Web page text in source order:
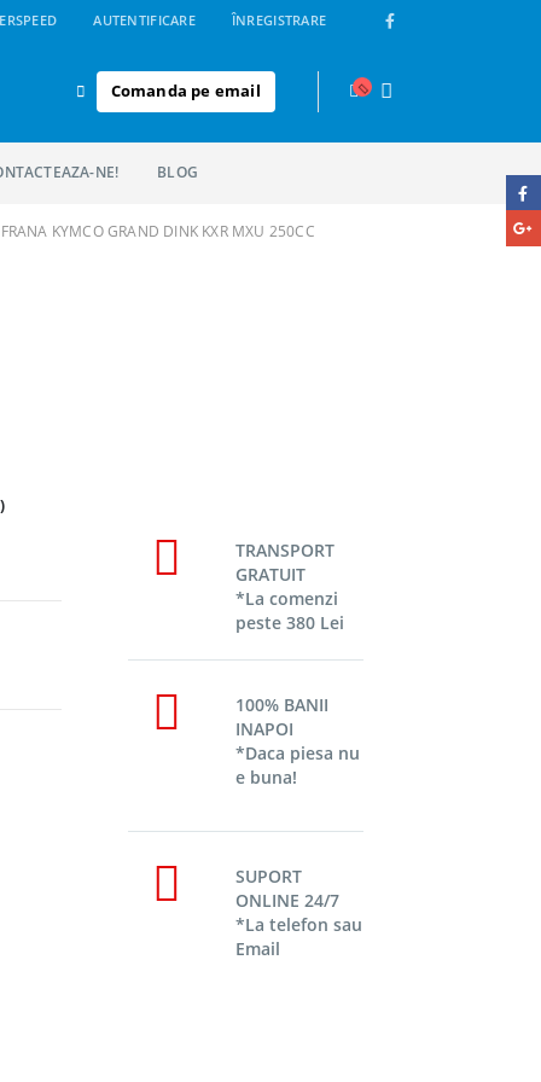
AUTENTIFICARE ÎNREGISTRARE
Comanda pe email
NE! BLOG
KYMCO GRAND DINK KXR MXU 250CC
TRANSPORT
GRATUIT
*La comenzi
peste 380 Lei
100% BANII
INAPOI
*Daca piesa nu
e buna!
SUPORT
ONLINE 24/7
*La telefon sau
Email